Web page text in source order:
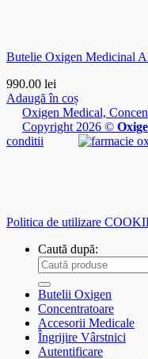
Butelie Oxigen Medicinal
990.00 lei
Adaugă în coș
Oxigen Medical,
Copyright 2026 ©
conditii
Politica de utilizare
Caută după:
Butelii Oxigen
Concentratoare
Accesorii Medicale
Îngrijire Vârstnici
Autentificare